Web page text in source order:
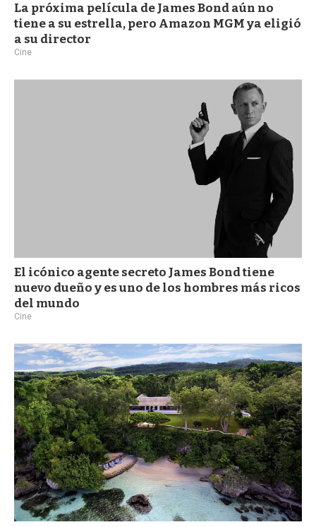
La próxima película de James Bond aún no
tiene a su estrella, pero Amazon MGM ya eligió
a su director
Cine
El icónico agente secreto James Bond tiene
nuevo dueño y es uno de los hombres más ricos
del mundo
Cine